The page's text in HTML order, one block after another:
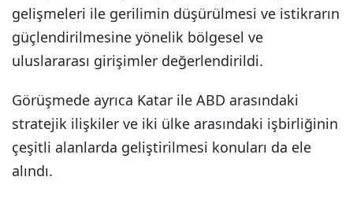
gelişmeleri ile gerilimin düşürülmesi ve istikrarın
güçlendirilmesine yönelik bölgesel ve
uluslararası girişimler değerlendirildi.
Görüşmede ayrıca Katar ile ABD arasındaki
stratejik ilişkiler ve iki ülke arasındaki işbirliğinin
çeşitli alanlarda geliştirilmesi konuları da ele
alındı.